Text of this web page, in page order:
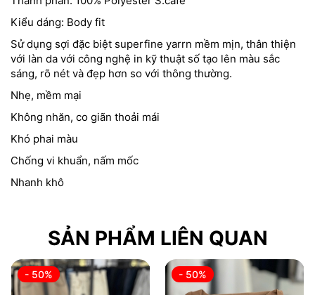
Kiểu dáng: Body fit
Sử dụng sợi đặc biệt superfine yarrn mềm mịn, thân thiện
với làn da với công nghệ in kỹ thuật số tạo lên màu sắc
sáng, rõ nét và đẹp hơn so với thông thường.
Nhẹ, mềm mại
Không nhăn, co giãn thoải mái
Khó phai màu
Chống vi khuẩn, nấm mốc
Nhanh khô
SẢN PHẨM LIÊN QUAN
- 50% - 50%